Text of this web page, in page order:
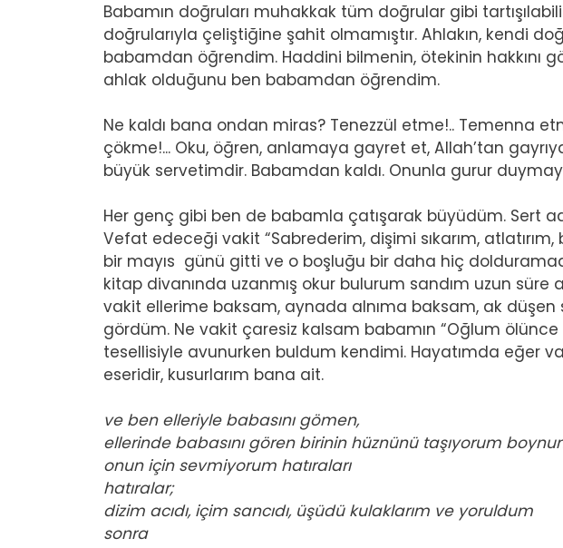
Babamın doğruları muhakkak tüm doğrular gibi
doğrularıyla çeliştiğine şahit olmamıştır. Ahlakın, kendi
babamdan öğrendim. Haddini bilmenin, ötekinin hakkını
ahlak olduğunu ben babamdan öğrendim.
Ne kaldı bana ondan miras? Tenezzül etme!.. Temenna
çökme!... Oku, öğren, anlamaya gayret et, Allah’tan
büyük servetimdir. Babamdan kaldı. Onunla gurur
Her genç gibi ben de babamla çatışarak büyüdüm. Sert
Vefat edeceği vakit “Sabrederim, dişimi sıkarım,
bir mayıs günü gitti ve o boşluğu bir daha hiç
kitap divanında uzanmış okur bulurum sandım uzun
vakit ellerime baksam, aynada alnıma baksam, ak düşen
gördüm. Ne vakit çaresiz kalsam babamın “Oğlum
tesellisiyle avunurken buldum kendimi. Hayatımda eğer
eseridir, kusurlarım bana ait.
ve ben elleriyle babasını gömen,
ellerinde babasını gören birinin hüznünü taşıyorum
onun için sevmiyorum hatıraları
hatıralar;
dizim acıdı, içim sancıdı, üşüdü kulaklarım ve yoruldum
sonra